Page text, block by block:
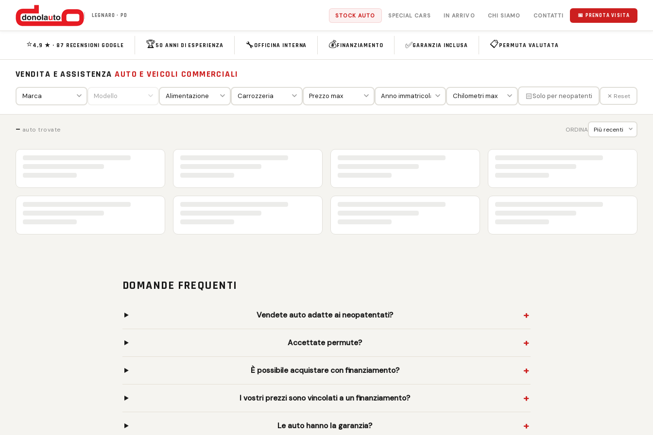
LEGNARO · PD STOCK AUTO SPECIAL CARS IN ARRIVO CHI SIAMO CONTATTI 📅 PRENOTA VISITA
⭐4,9 ★ · 87 RECENSIONI GOOGLE 🏆50 ANNI DI ESPERIENZA 🔧 OFFICINA INTERNA 💰FINANZIAMENTO ✅GARANZIA INCLUSA 📋PERMUTA VALUTATA
VENDITA E ASSISTENZAAUTO E VEICOLI COMMERCIALI
🏻Solo per neopatenti ✕ Reset
— auto trovate ORDINA
DOMANDE FREQUENTI
Vendete auto adatte ai neopatentati?
Accettate permute?
È possibile acquistare con finanziamento?
I vostri prezzi sono vincolati a un finanziamento?
Le auto hanno la garanzia?